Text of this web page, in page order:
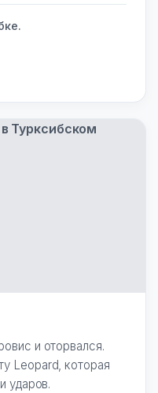
и оторвался.
Leopard, которая
ударов.